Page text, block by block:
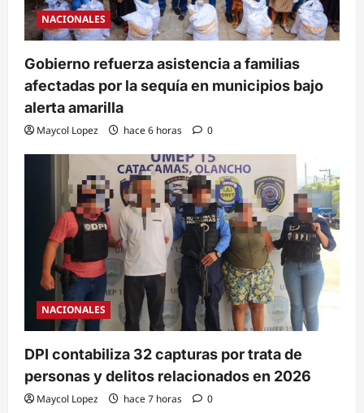
NACIONALES
Gobierno refuerza asistencia a familias
afectadas por la sequía en municipios bajo
alerta amarilla
Maycol Lopez hace 6 horas 0
NACIONALES
DPI contabiliza 32 capturas por trata de
personas y delitos relacionados en 2026
Maycol Lopez hace 7 horas 0